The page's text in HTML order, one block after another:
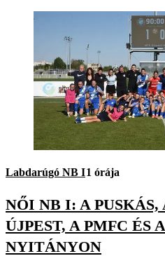
Labdarúgó NB I1 órája
NŐI NB I: A
ÚJPEST, A PMFC ÉS
NYITÁNYON